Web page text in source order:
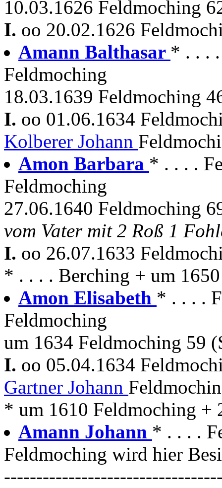
10.03.1626 Feldmoching
I. oo 20.02.1626
Amann Balthasar * . . .
Feldmoching
18.03.1639 Feldmoching
I. oo 01.06.1634
Kolberer Johann
Amon Barbara * . . . .
Feldmoching
27.06.1640 Feldmoching
vom Vater mit 2 Roß 1
I. oo 26.07.1633
* . . . . Berching + um
Amon Elisabeth * . . . .
Feldmoching
um 1634 Feldmoching 59
I. oo 05.04.1634
Gartner Johann
* um 1610 Feldmoching +
Amann Johann * . . . .
Feldmoching wird hier